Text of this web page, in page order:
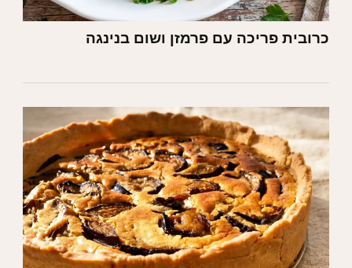
כרובית פריכה עם פרמזן ושום בנינגה